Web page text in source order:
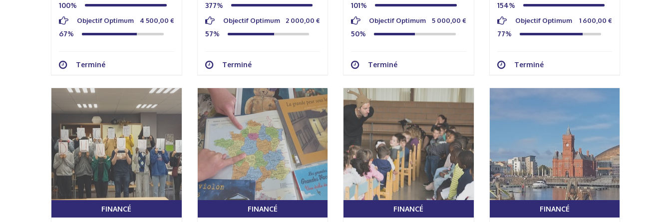
100%
Objectif Optimum 4 500,00 €
67%
Terminé
377%
Objectif Optimum 2 000,00 €
57%
Terminé
101%
Objectif Optimum 5 000,00 €
50%
Terminé
154%
Objectif Optimum 1 600,00 €
77%
Terminé
FINANCÉ FINANCÉ FINANCÉ FINANCÉ